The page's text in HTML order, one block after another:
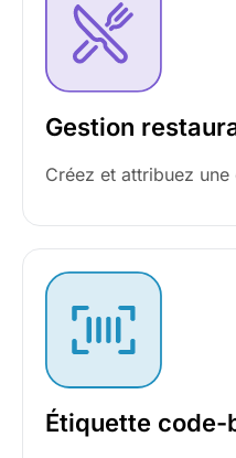
Gestion
Créez et attribuez
Étiquette code-